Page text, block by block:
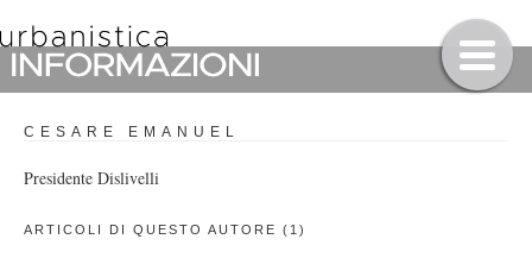
CESARE EMANUEL
Presidente Dislivelli
ARTICOLI DI QUESTO AUTORE (1)